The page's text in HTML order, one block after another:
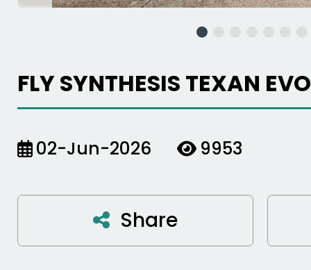
FLY SYNTHESIS TEXAN
02-Jun-2026 9953
Share